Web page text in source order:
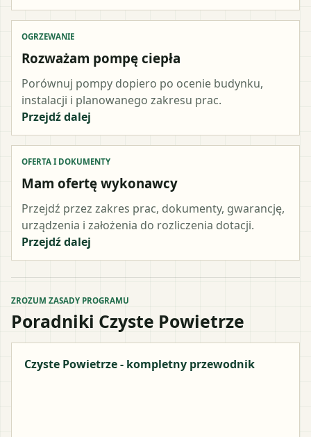
OGRZEWANIE
Rozważam pompę ciepła
Porównuj pompy dopiero po ocenie budynku,
instalacji i planowanego zakresu prac.
Przejdź dalej
OFERTA I DOKUMENTY
Mam ofertę wykonawcy
Przejdź przez zakres prac, dokumenty, gwarancję,
urządzenia i założenia do rozliczenia dotacji.
Przejdź dalej
ZROZUM ZASADY PROGRAMU
Poradniki Czyste Powietrze
Czyste Powietrze - kompletny przewodnik